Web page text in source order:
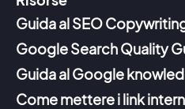
Guida al SEO
Google Search Quality
Guida al Google
Come mettere i link